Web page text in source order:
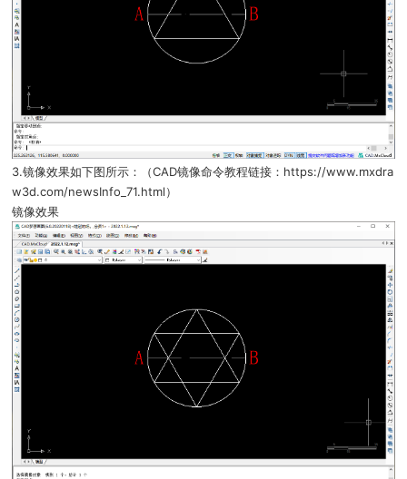
3.镜像效果如下图所示：（CAD镜像命令教程链接：https://www.mxdra
w3d.com/newsInfo_71.html）
镜像效果